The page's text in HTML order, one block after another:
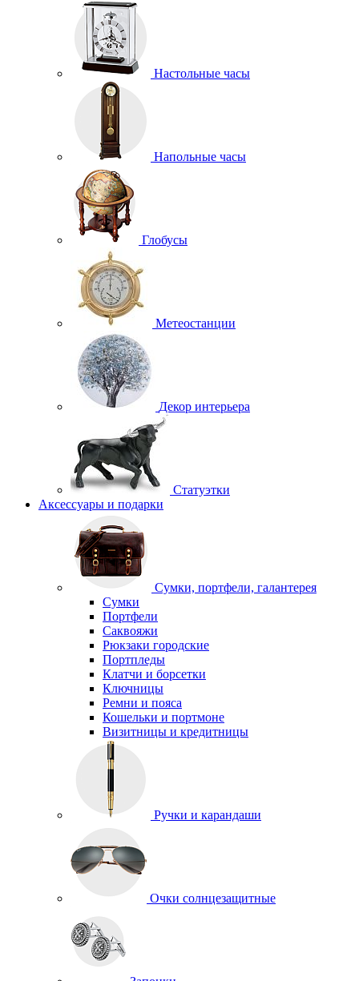
Настольные часы
Напольные часы
Глобусы
Метеостанции
Декор интерьера
Статуэтки
Аксессуары и подарки
Сумки, портфели, галантерея
Сумки
Портфели
Саквояжи
Рюкзаки городские
Портпледы
Клатчи и борсетки
Ключницы
Ремни и пояса
Кошельки и портмоне
Визитницы и кредитницы
Ручки и карандаши
Очки солнцезащитные